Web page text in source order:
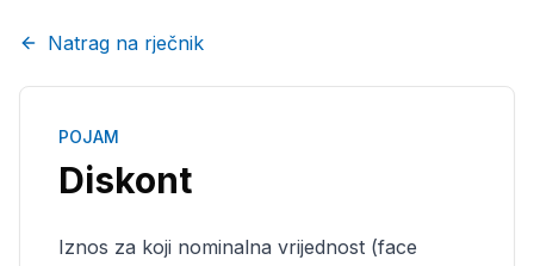
Natrag na rječnik
POJAM
Diskont
Iznos za koji nominalna vrijednost (face